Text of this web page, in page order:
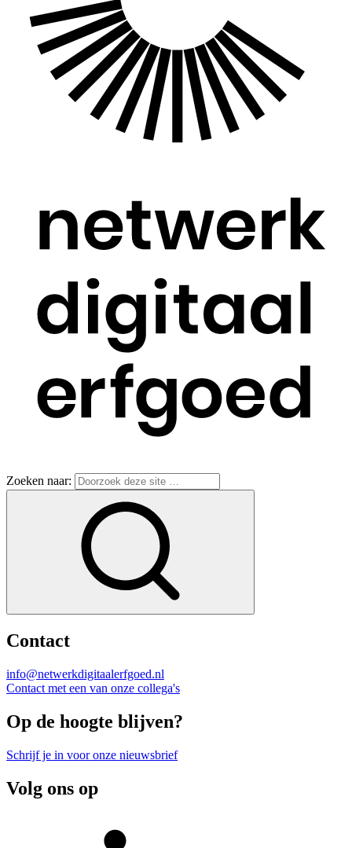
Zoeken naar:
Contact
info@netwerkdigitaalerfgoed.nl
Contact met een van onze collega's
Op de hoogte blijven?
Schrijf je in voor onze nieuwsbrief
Volg ons op